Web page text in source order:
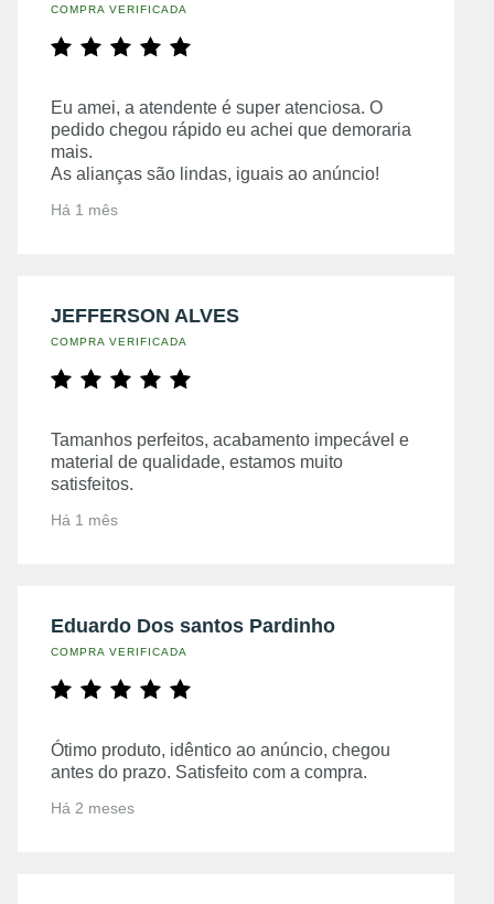
COMPRA VERIFICADA
Eu amei, a atendente é super atenciosa. O
pedido chegou rápido eu achei que demoraria
mais.
As alianças são lindas, iguais ao anúncio!
Há 1 mês
JEFFERSON ALVES
COMPRA VERIFICADA
Tamanhos perfeitos, acabamento impecável e
material de qualidade, estamos muito
satisfeitos.
Há 1 mês
Eduardo Dos santos Pardinho
COMPRA VERIFICADA
Ótimo produto, idêntico ao anúncio, chegou
antes do prazo. Satisfeito com a compra.
Há 2 meses